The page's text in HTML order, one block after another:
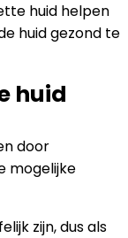
huid helpen
huid gezond te
huid
door
mogelijke
zijn, dus als